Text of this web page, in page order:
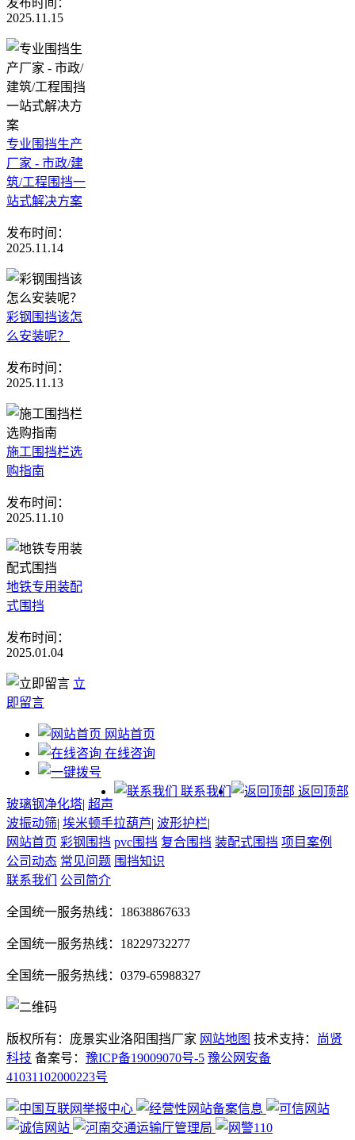
2025.11.15
专业围挡生产
厂家 - 市政/建
筑/工程围挡一
站式解决方案
发布时间：
2025.11.14
彩钢围挡该怎
么安装呢？
发布时间：
2025.11.13
施工围挡栏选
购指南
发布时间：
2025.11.10
地铁专用装配
式围挡
发布时间：
2025.01.04
立
即留言
网站首页
在线咨询
返回顶部
联系我们
玻璃钢净化塔| 超声
波振动筛| 埃米顿手拉葫芦| 波形护栏|
网站首页 彩钢围挡 pvc围挡 复合围挡 装配式围挡 项目案例
公司动态 常见问题 围挡知识
联系我们
公司简介
全国统一服务热线：18638867633
全国统一服务热线：18229732277
全国统一服务热线：0379-65988327
版权所有：庞景实业洛阳围挡厂家 网站地图 技术支持：
尚贤
科技 备案号： 豫ICP备19009070号-5 豫公网安备
41031102000223号